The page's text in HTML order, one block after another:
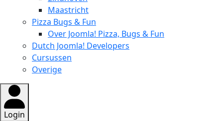
Maastricht
Pizza Bugs & Fun
Over Joomla! Pizza, Bugs & Fun
Dutch Joomla! Developers
Cursussen
Overige
Login